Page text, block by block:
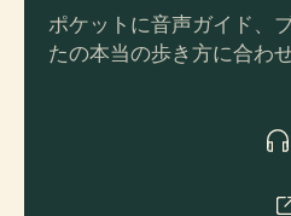
ポケットに音声ガイド、
たの本当の歩き方に合わ